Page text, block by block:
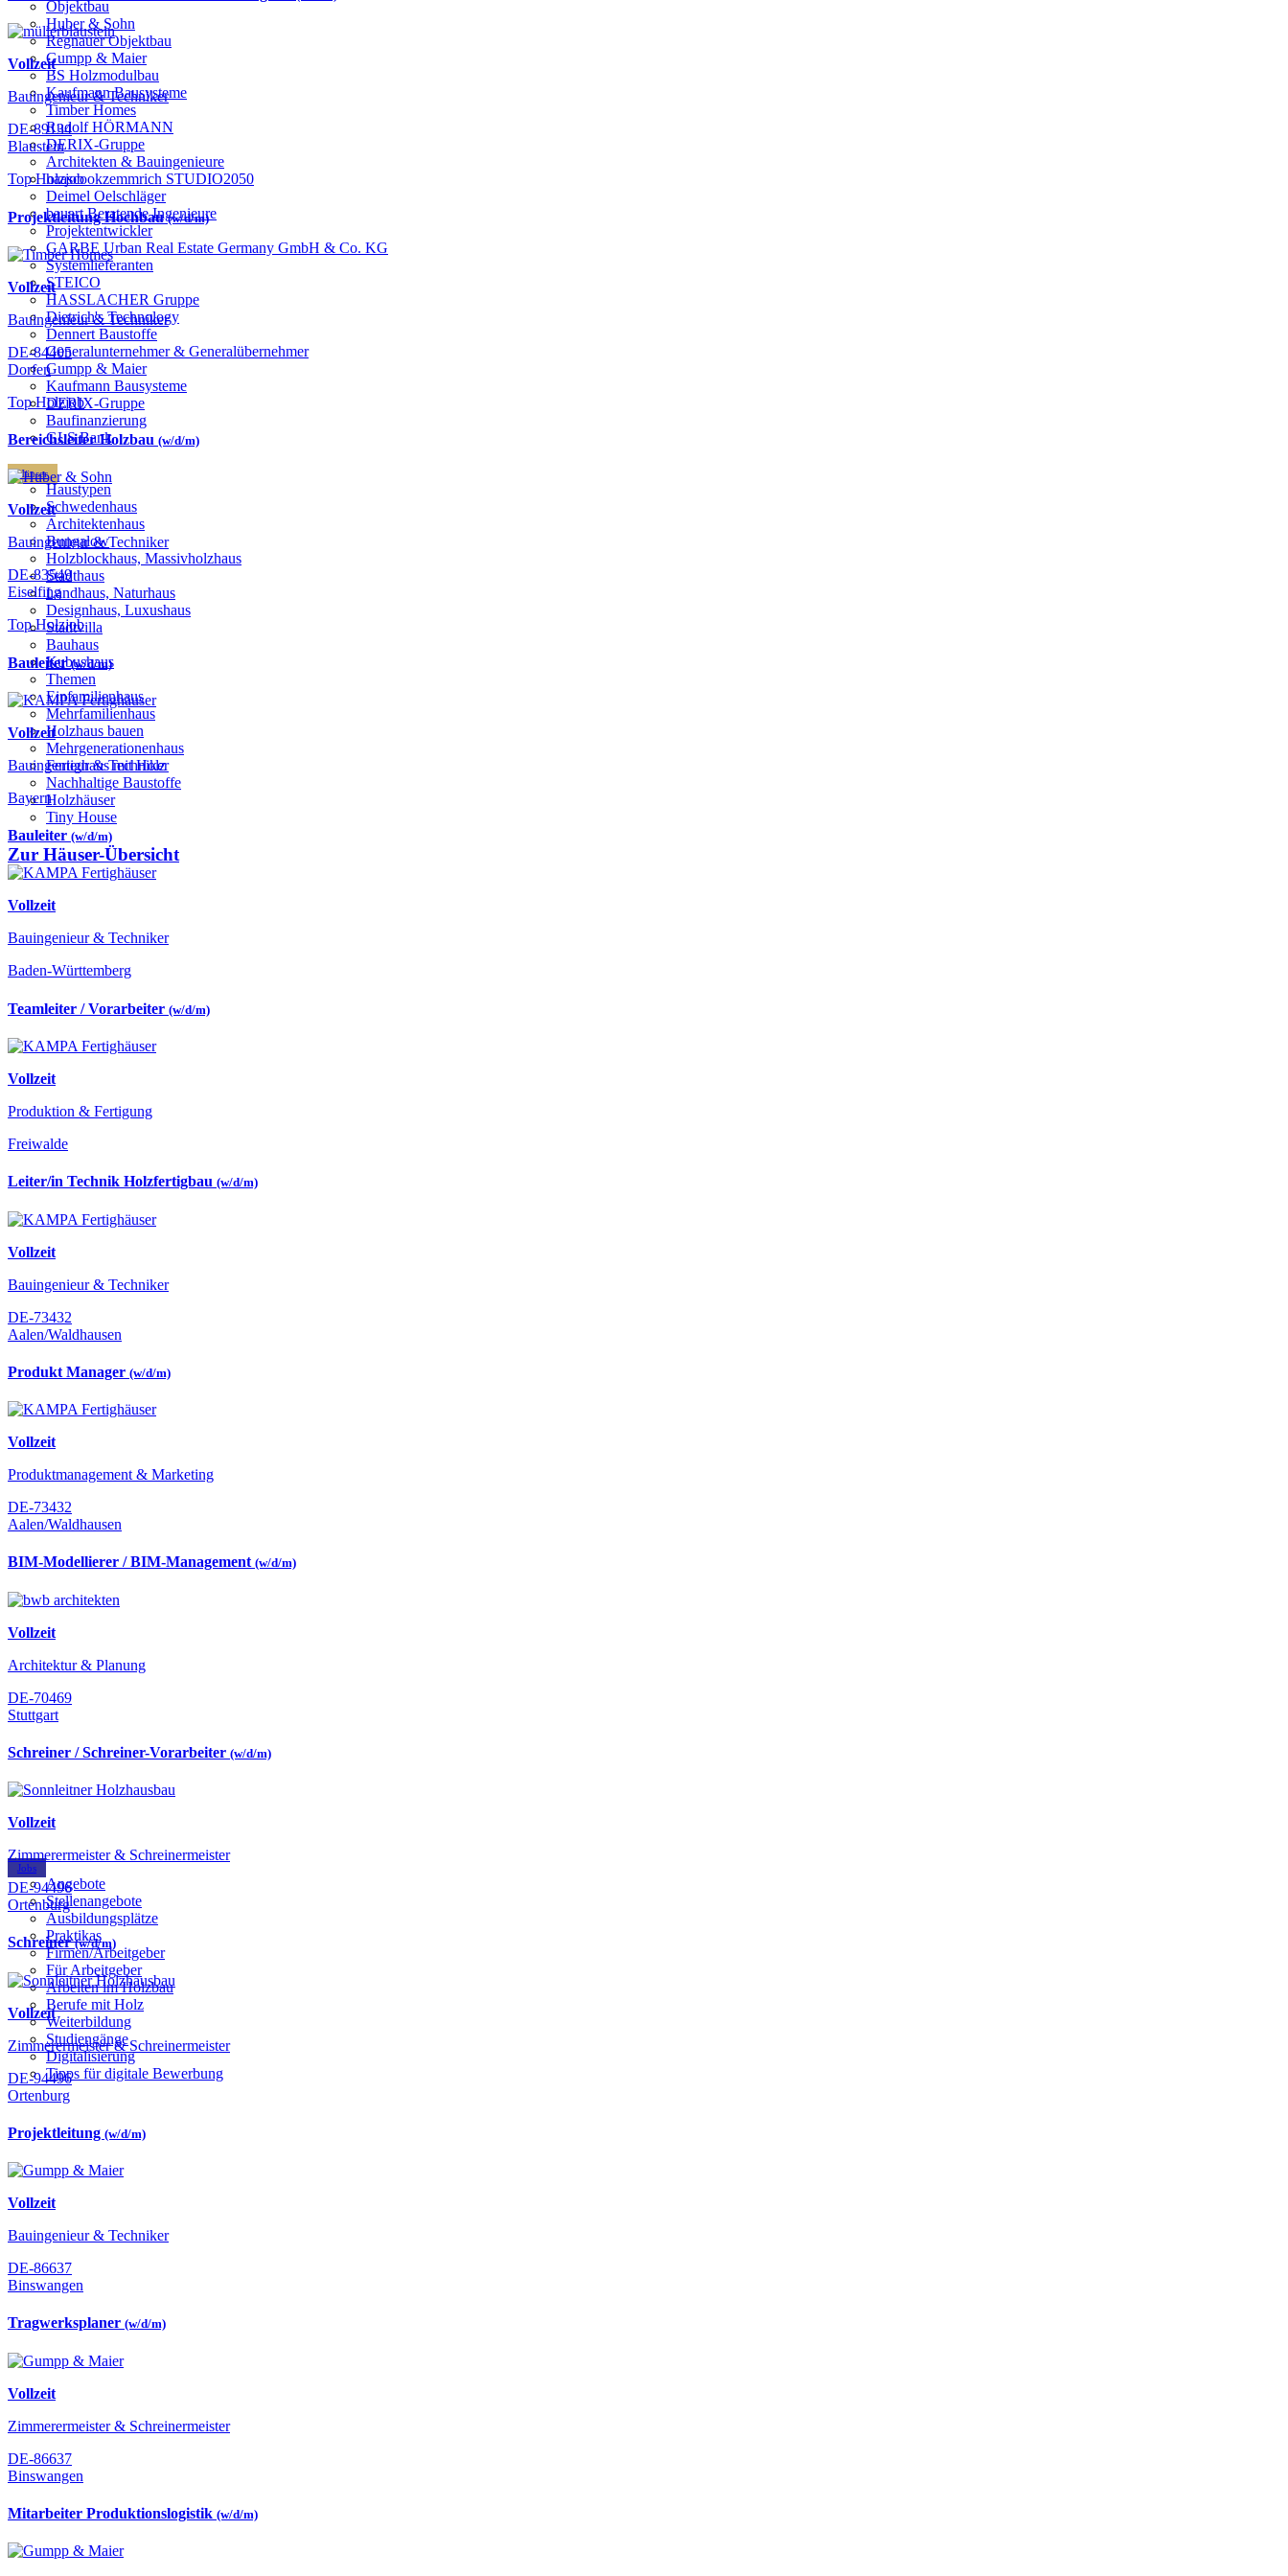
Objektbau
Huber & Sohn
Regnauer Objektbau
Gumpp & Maier
BS Holzmodulbau
Kaufmann Bausysteme
Timber Homes
Rudolf HÖRMANN
DERIX-Gruppe
Architekten & Bauingenieure
haascookzemmrich STUDIO2050
Deimel Oelschläger
bauart Beratende Ingenieure
Projektentwickler
GARBE Urban Real Estate Germany GmbH & Co. KG
Systemlieferanten
STEICO
HASSLACHER Gruppe
Dietrich's Technology
Dennert Baustoffe
Generalunternehmer & Generalübernehmer
Gumpp & Maier
Kaufmann Bausysteme
DERIX-Gruppe
Baufinanzierung
GLS Bank
Häuser
Haustypen
Schwedenhaus
Architektenhaus
Bungalow
Holzblockhaus, Massivholzhaus
Stadthaus
Landhaus, Naturhaus
Designhaus, Luxushaus
Stadtvilla
Bauhaus
Kubushaus
Themen
Einfamilienhaus
Mehrfamilienhaus
Holzhaus bauen
Mehrgenerationenhaus
Fertighaus mit Holz
Nachhaltige Baustoffe
Holzhäuser
Tiny House
Zur Häuser-Übersicht
Jobs
Angebote
Stellenangebote
Ausbildungsplätze
Praktikas
Firmen/Arbeitgeber
Für Arbeitgeber
Arbeiten im Holzbau
Berufe mit Holz
Weiterbildung
Studiengänge
Digitalisierung
Tipps für digitale Bewerbung
Vollzeit
Bauingenieur & Techniker
DE-89134
Blaustein
Top Holzjob
Projektleitung Hochbau(w/d/m)
Vollzeit
Bauingenieur & Techniker
DE-84405
Dorfen
Top Holzjob
Bereichsleiter Holzbau (w/d/m)
Vollzeit
Bauingenieur & Techniker
DE-83549
Eiselfing
Top Holzjob
Bauleiter(w/d/m)
Vollzeit
Bauingenieur & Techniker
Bayern
Bauleiter (w/d/m)
Vollzeit
Bauingenieur & Techniker
Baden-Württemberg
Teamleiter / Vorarbeiter (w/d/m)
Vollzeit
Produktion & Fertigung
Freiwalde
Leiter/in Technik Holzfertigbau (w/d/m)
Vollzeit
Bauingenieur & Techniker
DE-73432
Aalen/Waldhausen
Produkt Manager (w/d/m)
Vollzeit
Produktmanagement & Marketing
DE-73432
Aalen/Waldhausen
BIM-Modellierer / BIM-Management (w/d/m)
Vollzeit
Architektur & Planung
DE-70469
Stuttgart
Schreiner / Schreiner-Vorarbeiter (w/d/m)
Vollzeit
Zimmerermeister & Schreinermeister
DE-94496
Ortenburg
Schreiner(w/d/m)
Vollzeit
Zimmerermeister & Schreinermeister
DE-94496
Ortenburg
Projektleitung (w/d/m)
Vollzeit
Bauingenieur & Techniker
DE-86637
Binswangen
Tragwerksplaner (w/d/m)
Vollzeit
Zimmerermeister & Schreinermeister
DE-86637
Binswangen
Mitarbeiter Produktionslogistik (w/d/m)